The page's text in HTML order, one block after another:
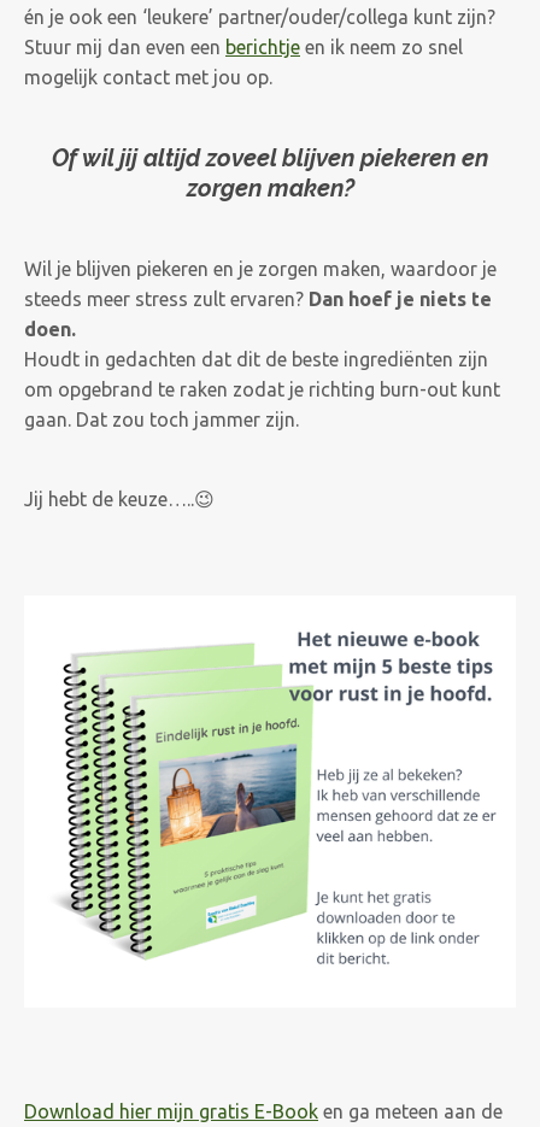
én je ook een ‘leukere’ partner/ouder/collega kunt zijn?
Stuur mij dan even een berichtje en ik neem zo snel
mogelijk contact met jou op.
Of wil jij altijd zoveel blijven piekeren en
zorgen maken?
Wil je blijven piekeren en je zorgen maken, waardoor je
steeds meer stress zult ervaren? Dan hoef je niets te
doen.
Houdt in gedachten dat dit de beste ingrediënten zijn
om opgebrand te raken zodat je richting burn-out kunt
gaan. Dat zou toch jammer zijn.
Jij hebt de keuze…..😉
Download hier mijn gratis E-Book en ga meteen aan de